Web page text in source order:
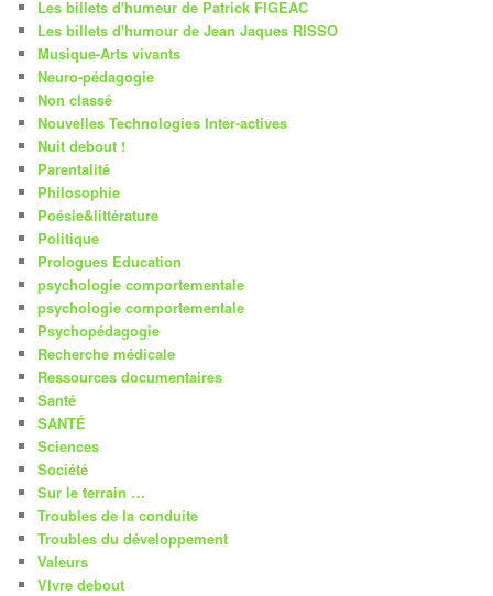
Les billets d'humeur de Patrick FIGEAC
Les billets d'humour de Jean Jaques RISSO
Musique-Arts vivants
Neuro-pédagogie
Non classé
Nouvelles Technologies Inter-actives
Nuit debout !
Parentalité
Philosophie
Poésie&littérature
Politique
Prologues Education
psychologie comportementale
psychologie comportementale
Psychopédagogie
Recherche médicale
Ressources documentaires
Santé
SANTÉ
Sciences
Société
Sur le terrain …
Troubles de la conduite
Troubles du développement
Valeurs
VIvre debout